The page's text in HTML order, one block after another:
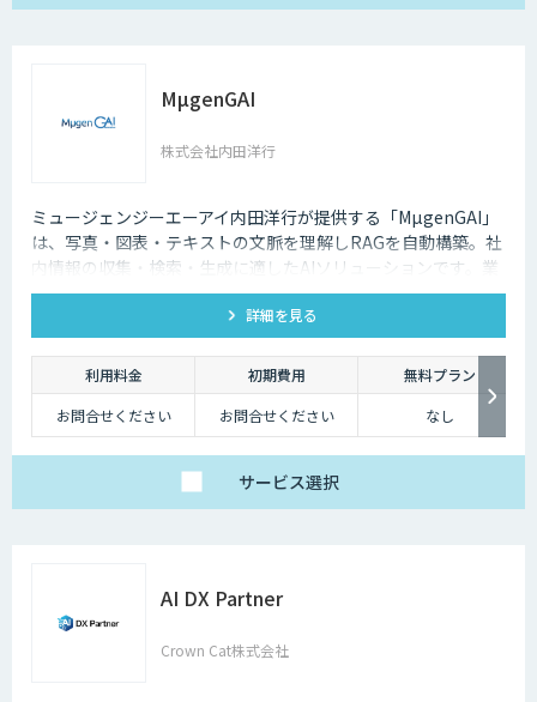
MµgenGAI
株式会社内田洋行
ミュージェンジーエーアイ内田洋行が提供する「MµgenGAI」
は、写真・図表・テキストの文脈を理解しRAGを自動構築。社
内情報の収集・検索・生成に適したAIソリューションです。業
種を問わず業務効率とナレッジ活用を支援します。
詳細を見る
利用料金 初期費用
無料プラン
お問合せください
お問合せください なし
サービス選択
AI DX Partner
Crown Cat株式会社